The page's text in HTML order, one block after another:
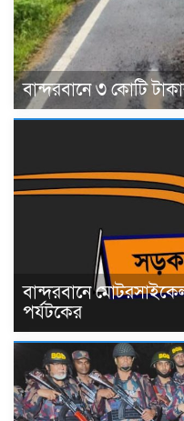
বান্দরবানে ৩ কোটি
বান্দরবানে
পর্যটকের